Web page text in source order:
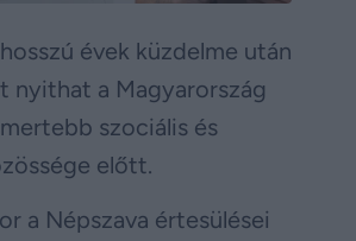
évek küzdelme után
nyithat a Magyarország
szociális és
előtt.
a Népszava értesülései